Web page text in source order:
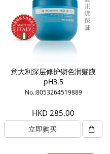
意大利深层修护锁色润髮膜
pH3.5
No.:8053264519889
HKD 285.00
立即购买